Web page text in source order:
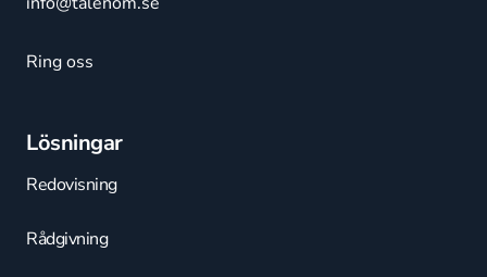
Ring oss
Lösningar
Redovisning
Rådgivning